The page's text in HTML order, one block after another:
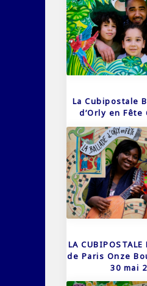
La Cubipostale
d’Orly en Fête
LA
de Paris Onze
30 mai